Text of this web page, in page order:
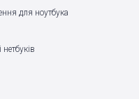
для ноутбука